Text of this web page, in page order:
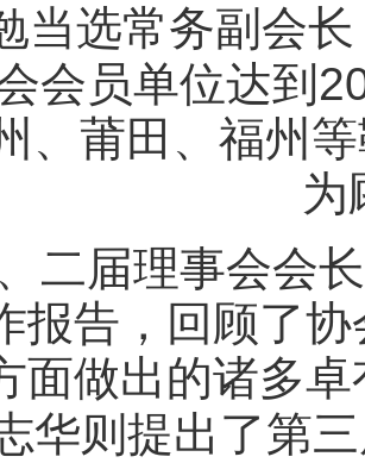
当选常务副会
会员单位达到
、莆田、福州
为
届理事会会
报告，回顾了
面做出的诸多
华则提出了第